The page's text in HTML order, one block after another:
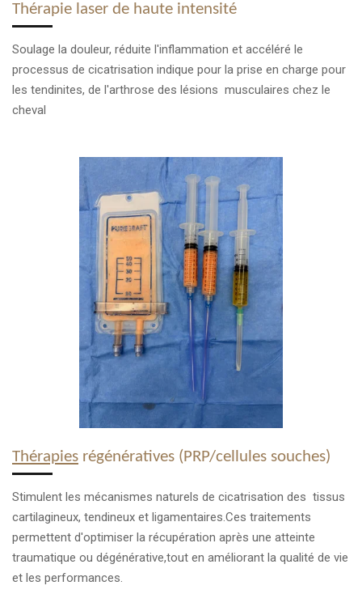
Thérapie laser de haute intensité
Soulage la douleur, réduite l'inflammation et accéléré le
processus de cicatrisation indique pour la prise en charge pour
les tendinites, de l'arthrose des lésions musculaires chez le
cheval
Thérapies régénératives (PRP/cellules souches)
Stimulent les mécanismes naturels de cicatrisation des tissus
cartilagineux, tendineux et ligamentaires.Ces traitements
permettent d'optimiser la récupération après une atteinte
traumatique ou dégénérative,tout en améliorant la qualité de vie
et les performances.